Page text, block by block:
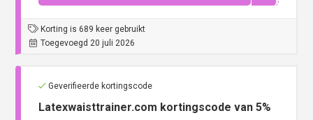
Korting is 689 keer gebruikt
Toegevoegd 20 juli 2026
Geverifieerde kortingscode
Latexwaisttrainer.com kortingscode van 5%